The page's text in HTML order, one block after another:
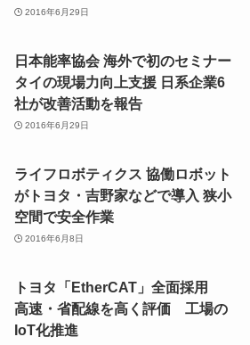
2016年6月29日
日本能率協会 海外で初のセミナー
タイの現場力向上支援 日系企業6
社が改善活動を報告
2016年6月29日
ライフロボティクス 協働ロボット
がトヨタ・吉野家などで導入 狭小
空間で安全作業
2016年6月8日
トヨタ「EtherCAT」全面採用
高速・省配線を高く評価 工場の
IoT化推進